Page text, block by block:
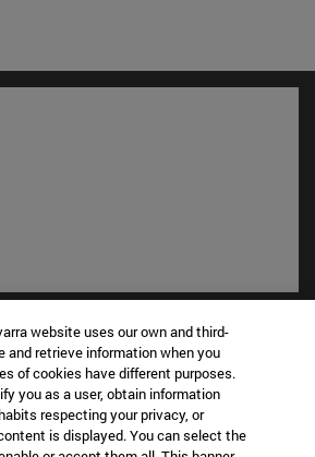
en nueva ventana)
nueva ventana)
(abre en nueva ventana)
(abre en nueva ventana)
(abre en nueva ventana)
website uses our own and third-
and retrieve information when you
of cookies have different purposes.
you as a user, obtain information
respecting your privacy, or
is displayed. You can select the